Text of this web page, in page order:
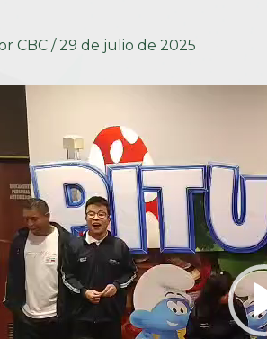
CBC / 29 de julio de 2025